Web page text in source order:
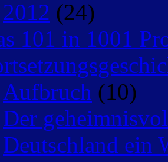
2012 (24)
101 in 1001
Aufbruch (10)
Der
Deutschland ein